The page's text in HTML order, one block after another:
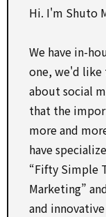
Hi. I'm Shuto
We have in-
one, we'd like
about social
that the
more and
have
“Fifty Simple
Marketing”
and